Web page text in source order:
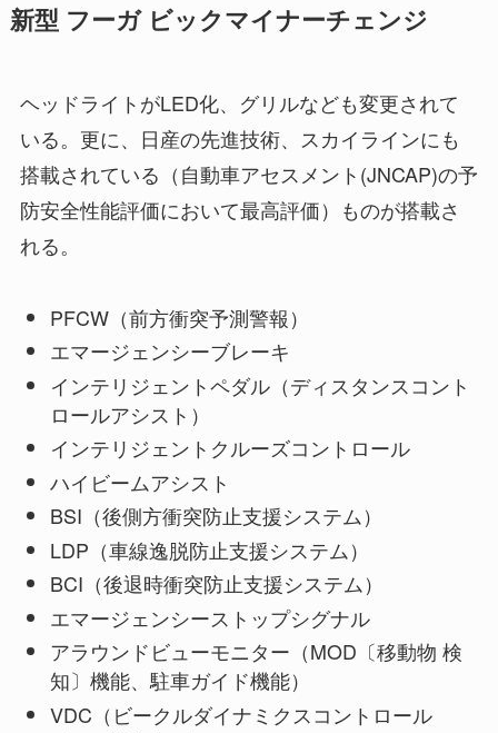
新型 フーガ ビックマイナーチェンジ
ヘッドライトがLED化、グリルなども変更されて
いる。更に、日産の先進技術、スカイラインにも
搭載されている（自動車アセスメント(JNCAP)の予
防安全性能評価において最高評価）ものが搭載さ
れる。
PFCW（前方衝突予測警報）
エマージェンシーブレーキ
インテリジェントペダル（ディスタンスコント
ロールアシスト）
インテリジェントクルーズコントロール
ハイビームアシスト
BSI（後側方衝突防止支援システム）
LDP（車線逸脱防止支援システム）
BCI（後退時衝突防止支援システム）
エマージェンシーストップシグナル
アラウンドビューモニター（MOD〔移動物 検
知〕機能、駐車ガイド機能）
VDC（ビークルダイナミクスコントロール